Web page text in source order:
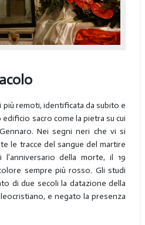
remoti, identificata da subito e
sacro come la pietra su cui
Nei segni neri che vi si
le tracce del sangue del martire
della morte, il 19
sempre più rosso. Gli studi
di due secoli la datazione della
e negato la presenza